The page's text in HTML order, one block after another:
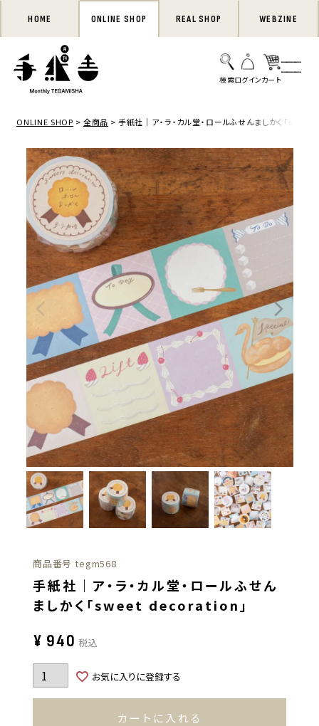
HOME ONLINE SHOP REAL SHOP WEBZINE
ONLINE SHOP 全商品 手紙社｜ア・ラ・カル堂・ロールふせんましかく「
商品番号 tegm568
手紙社｜ア・ラ・カル堂・ロールふせん
ましかく「sweet decoration」
¥ 940 税込
お気に入りに登録する
カートに入れる